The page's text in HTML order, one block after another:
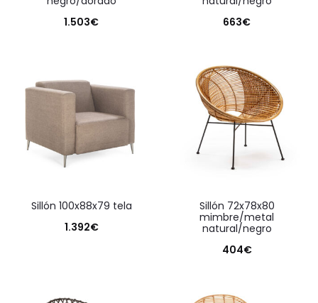
1.503€
663€
sillón 100x88x79 tela
1.392€
sillón 72x78x80
mimbre/metal
natural/negro
404€